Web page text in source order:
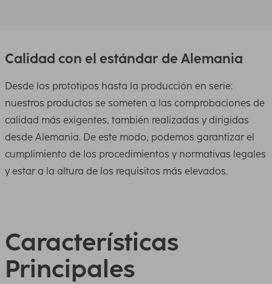
Calidad con el estándar de Alemania
Desde los prototipos hasta la producción en serie:
nuestros productos se someten a las comprobaciones de
calidad más exigentes, también realizadas y dirigidas
desde Alemania. De este modo, podemos garantizar el
cumplimiento de los procedimientos y normativas legales
y estar a la altura de los requisitos más elevados.
Características
Principales